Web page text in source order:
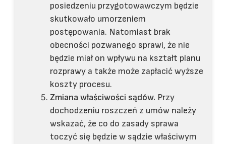
posiedzeniu przygotowawczym będzie
skutkowało umorzeniem
postępowania. Natomiast brak
obecności pozwanego sprawi, że nie
będzie miał on wpływu na kształt planu
rozprawy a także może zapłacić wyższe
koszty procesu.
Zmiana właściwości sądów. Przy
dochodzeniu roszczeń z umów należy
wskazać, że co do zasady sprawa
toczyć się będzie w sądzie właściwym